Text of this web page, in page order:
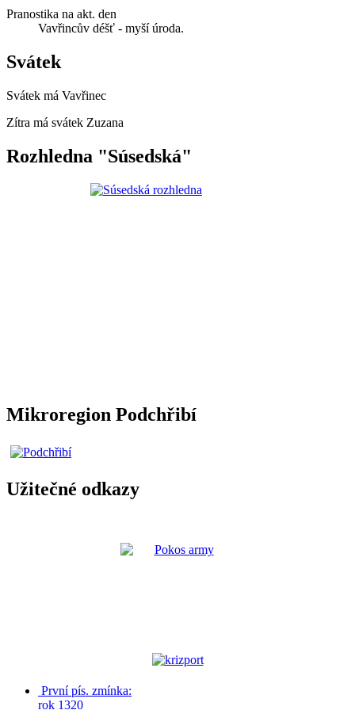
Pranostika na akt. den
Vavřincův déšť - myší úroda.
Svátek
Svátek má Vavřinec
Zítra má svátek Zuzana
Rozhledna "Súsedská"
Mikroregion Podchřibí
Užitečné odkazy
První pís. zmínka:
rok 1320